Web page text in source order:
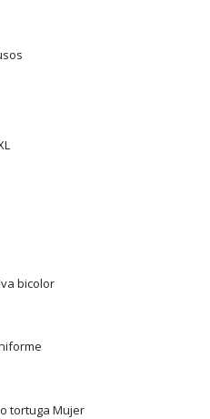
bicolor
tortuga Mujer